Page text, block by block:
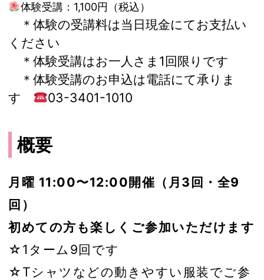
体験受講：1,100円（税込）
＊体験の受講料は当日現金にてお支払い
ください
＊体験受講はお一人さま1回限りです
＊体験受講のお申込は電話にて承りま
す
03-3401-1010
概要
月曜 11:00〜12:00開催（月3回・全9
回）
初めての方も楽しくご参加いただけます
☆1ターム9回です
☆Tシャツなどの動きやすい服装でご参